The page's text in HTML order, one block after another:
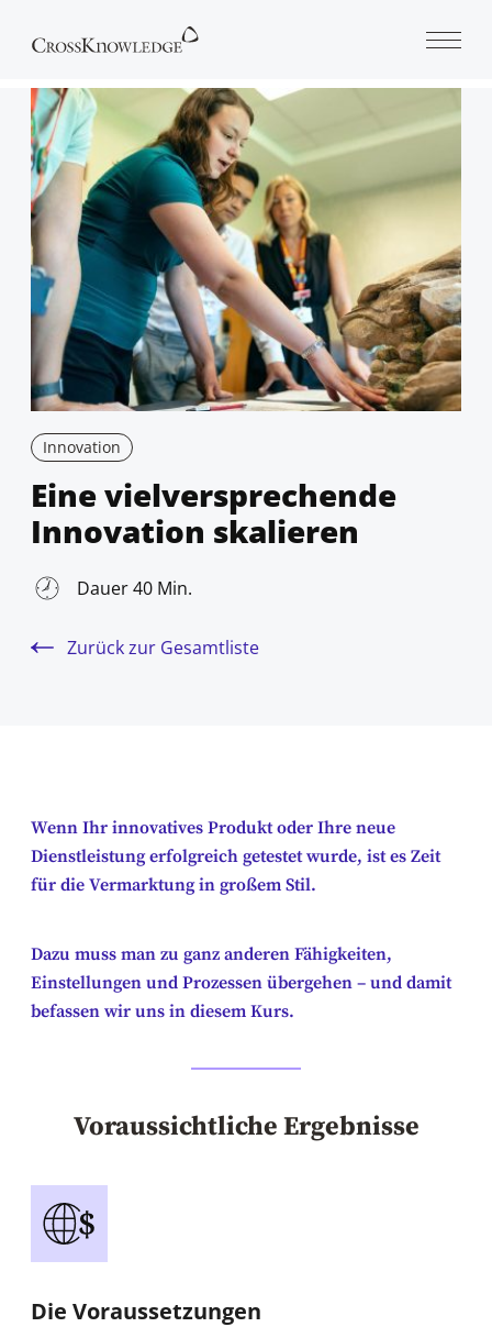
Innovation
Eine vielversprechende
Innovation skalieren
Dauer 40 Min.
Zurück zur Gesamtliste
Wenn Ihr innovatives Produkt oder Ihre neue
Dienstleistung erfolgreich getestet wurde, ist es Zeit
für die Vermarktung in großem Stil.
Dazu muss man zu ganz anderen Fähigkeiten,
Einstellungen und Prozessen übergehen – und damit
befassen wir uns in diesem Kurs.
Voraussichtliche Ergebnisse
Die Voraussetzungen